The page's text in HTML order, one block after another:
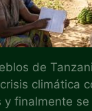
de
climática
y finalmente